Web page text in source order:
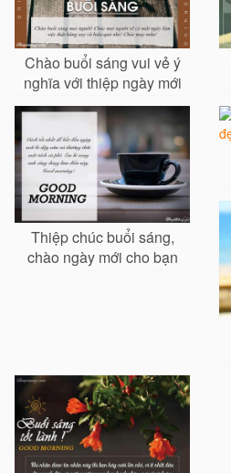
Chào buổi sáng vui vẻ ý
nghĩa với thiệp ngày mới
ấn tượng
Thiệp chúc buổi sáng,
chào ngày mới cho bạn